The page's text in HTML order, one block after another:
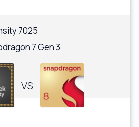
7025
7 Gen 3
VS